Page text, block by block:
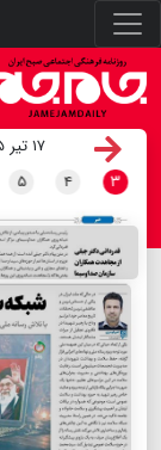
۱۷ تیر ۱۴۰۵
۳ ۴ ۵